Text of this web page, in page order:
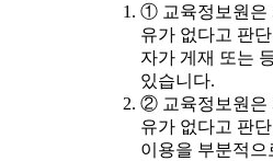
① 교육정보원은
유가 없다고 판
자가 게재 또는
있습니다.
② 교육정보원은
유가 없다고 판
이용을 부분적으